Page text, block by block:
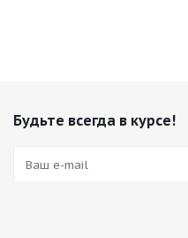
Будьте всегда в курсе!